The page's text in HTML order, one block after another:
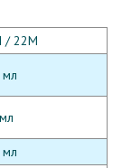
/ 22M